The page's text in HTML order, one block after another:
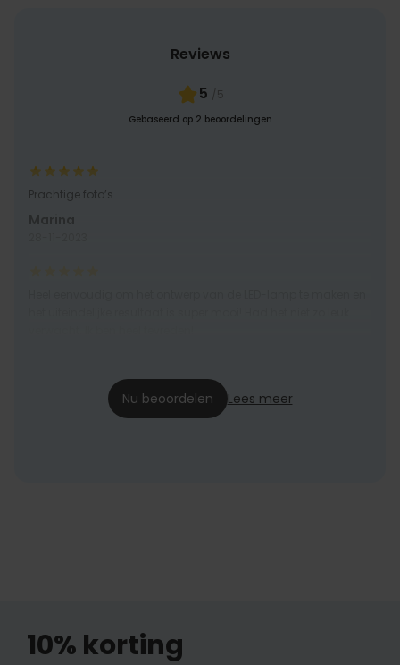
Reviews
5 /5
Gebaseerd op 2 beoordelingen
Prachtige foto’s
Marina
Nu beoordelen Lees meer
10% korting